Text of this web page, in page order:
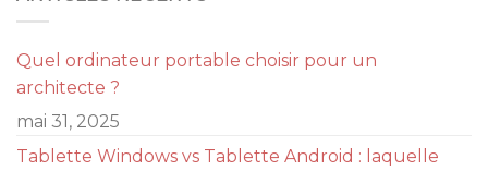
Quel ordinateur portable choisir pour un
architecte ?
mai 31, 2025
Tablette Windows vs Tablette Android : laquelle